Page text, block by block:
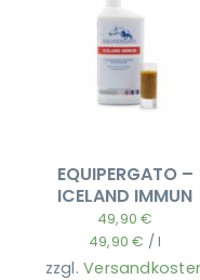
EQUIPERGATO –
ICELAND IMMUN
49,90€
49,90€ /l
zzgl.